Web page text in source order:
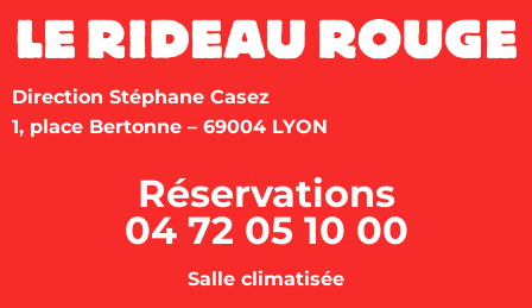
Direction Stéphane Casez
1, place Bertonne – 69004 LYON
Réservations
04 72 05 10 00
Salle climatisée